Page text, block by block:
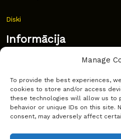
Manage
To provide the best experiences,
cookies to store and/or access
these technologies will allow us to
behavior or unique IDs on this site.
consent, may adversely affect
Diski
Informācija
Bieži uzdoti jautājumi
Kur pirkt?
Sīkdatņu politika